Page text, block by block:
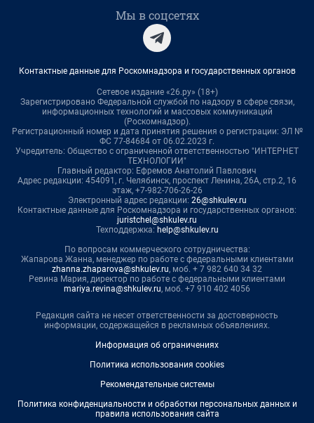
Мы в соцсетях
Контактные данные для Роскомнадзора и государственных органов
Сетевое издание «26.ру» (18+)
Зарегистрировано Федеральной службой по надзору в сфере связи,
информационных технологий и массовых коммуникаций
(Роскомнадзор).
Регистрационный номер и дата принятия решения о регистрации: ЭЛ №
ФС 77-84684 от 06.02.2023 г.
Учредитель: Общество с ограниченной ответственностью "ИНТЕРНЕТ
ТЕХНОЛОГИИ"
Главный редактор: Ефремов Анатолий Павлович
Адрес редакции: 454091, г. Челябинск, проспект Ленина, 26А, стр.2, 16
этаж, +7-982-706-26-26
Электронный адрес редакции: 26@shkulev.ru
Контактные данные для Роскомнадзора и государственных органов:
juristchel@shkulev.ru
Техподдержка: help@shkulev.ru
По вопросам коммерческого сотрудничества:
Жапарова Жанна, менеджер по работе с федеральными клиентами
zhanna.zhaparova@shkulev.ru, моб. + 7 982 640 34 32
Ревина Мария, директор по работе с федеральными клиентами
mariya.revina@shkulev.ru, моб. +7 910 402 4056
Редакция сайта не несет ответственности за достоверность
информации, содержащейся в рекламных объявлениях.
Информация об ограничениях
Политика использования cookies
Рекомендательные системы
Политика конфиденциальности и обработки персональных данных и
правила использования сайта